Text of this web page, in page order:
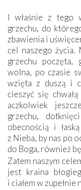
I właśnie z tego
grzechu, do
zbawienia i
cel naszego życia.
grzechu poczęta,
wolna, po czasie
wzięta z duszą i
cieszyć się
aczkolwiek
grzechu,
obecnością i
z Nieba, by nas po
do Boga, również
Zatem naszym
jest kraina
i ciałem w